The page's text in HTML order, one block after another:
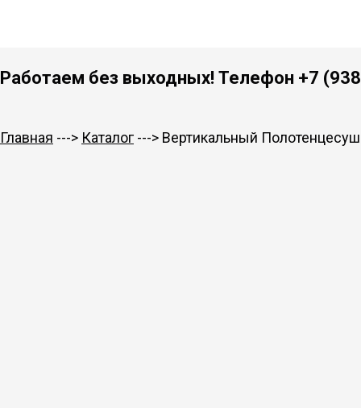
Работаем без выходных! Телефон +7
Главная ---> Каталог ---> Вертикальный